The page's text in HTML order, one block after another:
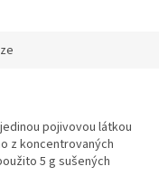
pojivovou látkou
z koncentrovaných
5 g sušených